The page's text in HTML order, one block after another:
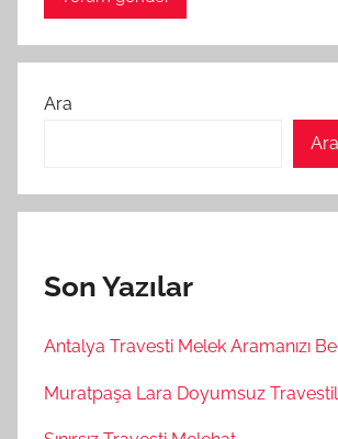
Ara
Ara
Son Yazılar
Antalya Travesti Melek Aramanızı
Muratpaşa Lara Doyumsuz